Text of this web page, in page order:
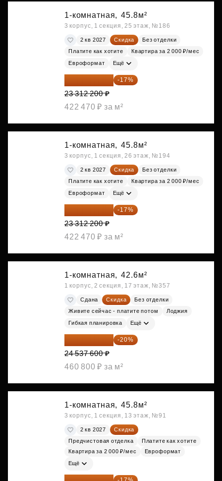
1-комнатная, 45.8м²
3 корпус, 1 секция, 25 этаж, №186
2 кв 2027 Скидка
Без отделки
Платите как хотите
Квартира за 2 000 ₽/мес
Евроформат Ещё
19 349 126 ₽ -17%
23 312 200 ₽
422 470 ₽ за м²
1-комнатная, 45.8м²
3 корпус, 1 секция, 26 этаж, №194
2 кв 2027 Скидка
Без отделки
Платите как хотите
Квартира за 2 000 ₽/мес
Евроформат Ещё
19 349 126 ₽ -17%
23 312 200 ₽
422 470 ₽ за м²
1-комнатная, 42.6м²
1 корпус, 2 секция, 17 этаж, №357
Сдана Скидка
Без отделки
Живите сейчас - платите потом
Лоджия
Гибкая планировка Ещё
19 630 080 ₽ -20%
24 537 600 ₽
460 800 ₽ за м²
1-комнатная, 45.8м²
3 корпус, 1 секция, 13 этаж, №91
2 кв 2027
Скидка
Предчистовая отделка
Платите как хотите
Квартира за 2 000 ₽/мес
Евроформат
Ещё